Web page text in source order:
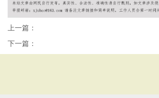
上一篇：
下一篇：